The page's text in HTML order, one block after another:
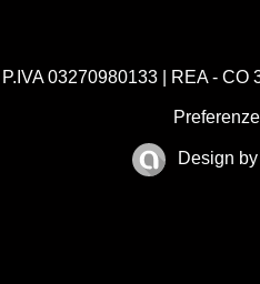
P.IVA 03270980133 | REA - CO
Design by